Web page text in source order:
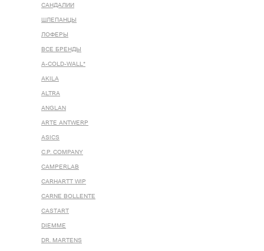
САНДАЛИИ
ШЛЕПАНЦЫ
ЛОФЕРЫ
ВСЕ БРЕНДЫ
A-COLD-WALL*
AKILA
ALTRA
ANGLAN
ARTE ANTWERP
ASICS
C.P. COMPANY
CAMPERLAB
CARHARTT WIP
CARNE BOLLENTE
CASTART
DIEMME
DR. MARTENS